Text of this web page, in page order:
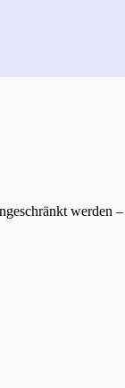
werden